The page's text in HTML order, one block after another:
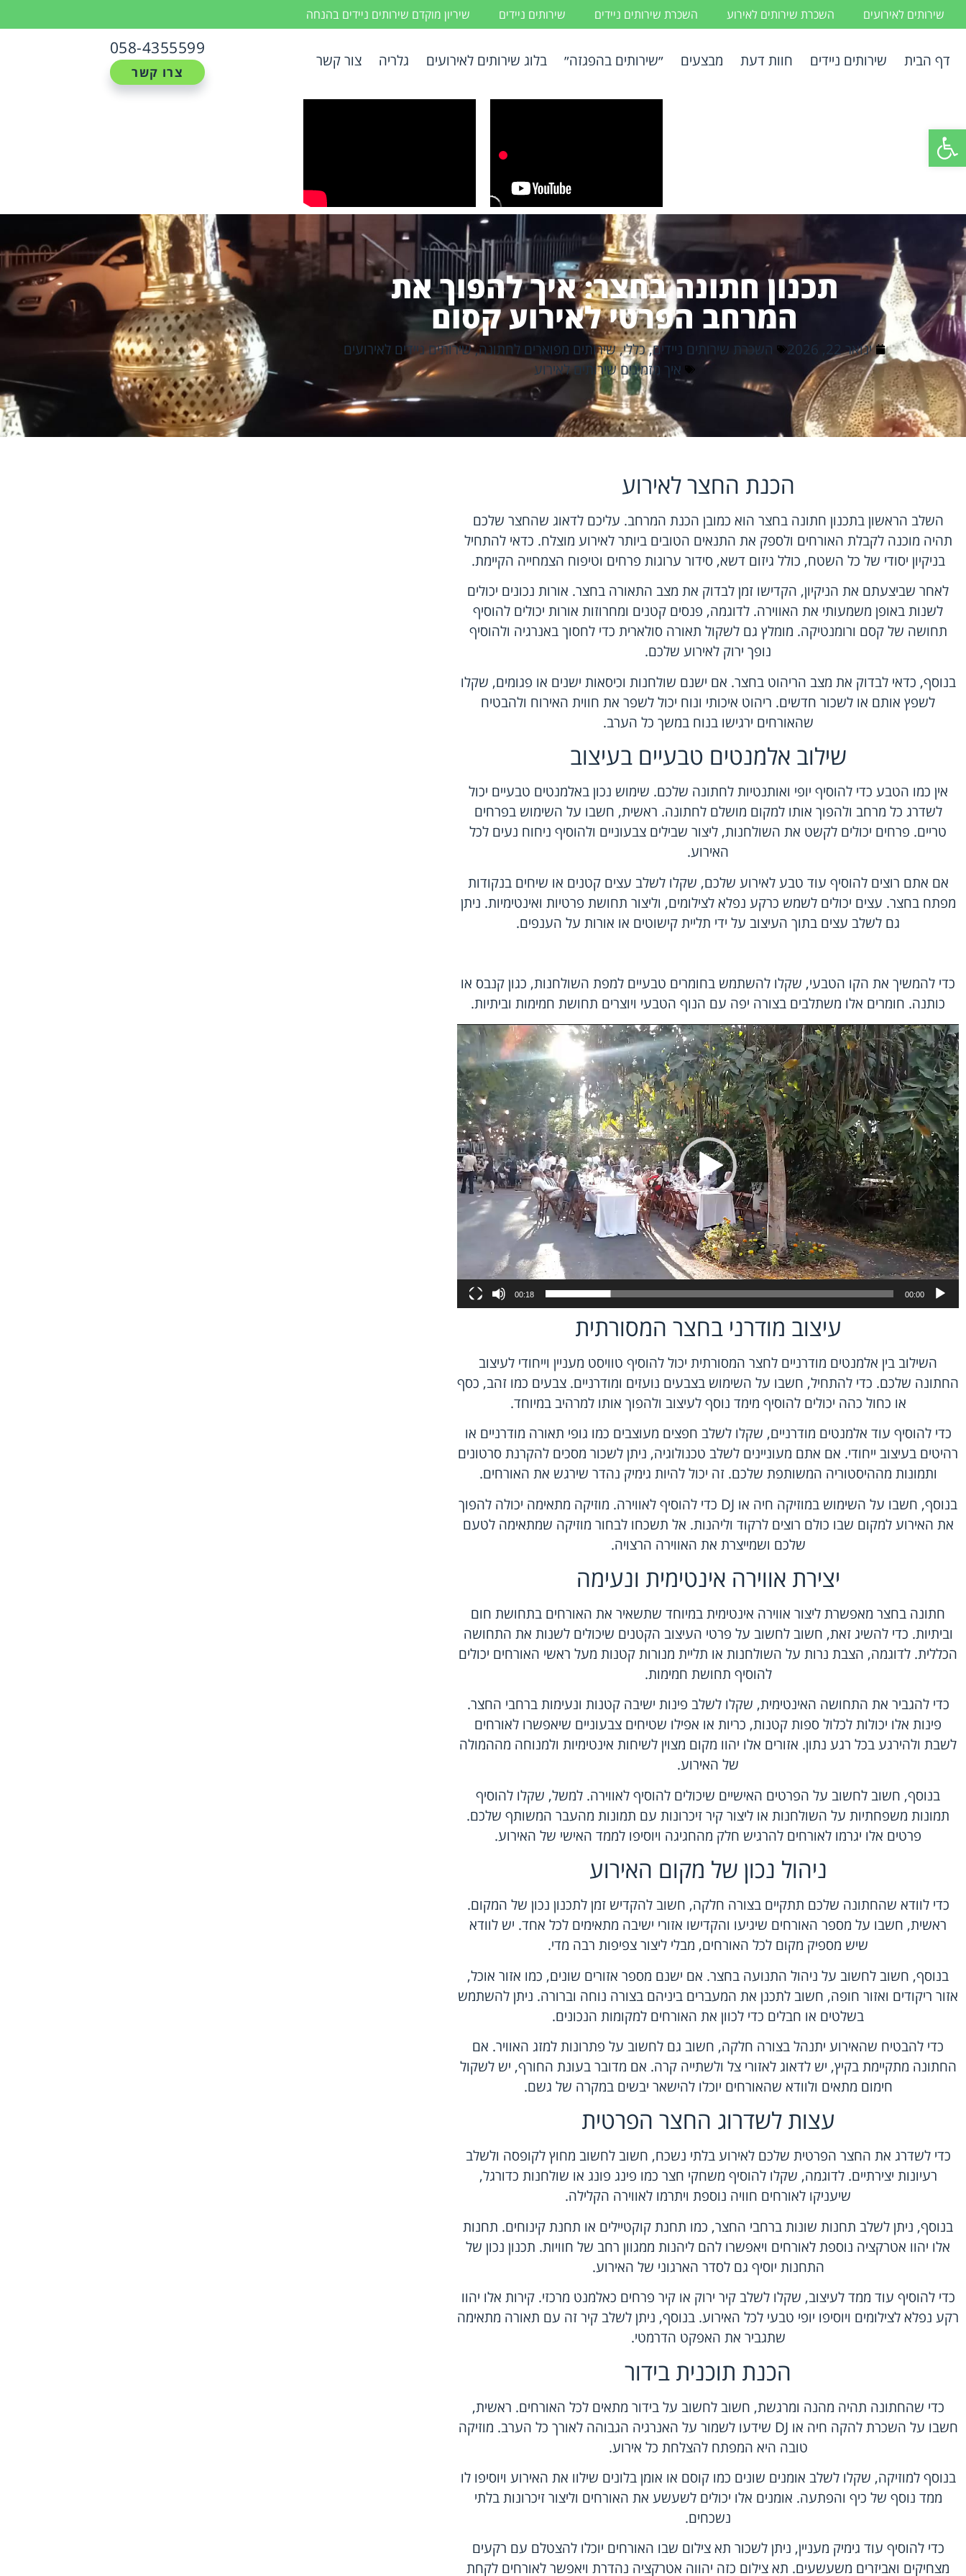
פתח סרגל נגישות
שירותים לאירועים השכרת שירותים לאירוע השכרת שירותים ניידים שירותים ניידים שיריון מוקדם שירותים ניידים בהנחה
דף הבית שירותים ניידים חוות דעת מבצעים ״שירותים בהפגזה״ בלוג שירותים לאירועים גלריה צור קשר
058-4355599
צרו קשר
תכנון חתונה בחצר: איך להפוך את
המרחב הפרטי לאירוע קסום
ינואר 22, 2026 השכרת שירותים ניידים,כללי,שירותים מפוארים לחתונה,שירותים ניידים לאירועים
איך מזמינים שירותים לאירוע
הכנת החצר לאירוע
השלב הראשון בתכנון חתונה בחצר הוא כמובן הכנת המרחב. עליכם לדאוג שהחצר שלכם
תהיה מוכנה לקבלת האורחים ולספק את התנאים הטובים ביותר לאירוע מוצלח. כדאי להתחיל
בניקיון יסודי של כל השטח, כולל גיזום דשא, סידור ערוגות פרחים וטיפוח הצמחייה הקיימת.
לאחר שביצעתם את הניקיון, הקדישו זמן לבדוק את מצב התאורה בחצר. אורות נכונים יכולים
לשנות באופן משמעותי את האווירה. לדוגמה, פנסים קטנים ומחרוזות אורות יכולים להוסיף
תחושה של קסם ורומנטיקה. מומלץ גם לשקול תאורה סולארית כדי לחסוך באנרגיה ולהוסיף
נופך ירוק לאירוע שלכם.
בנוסף, כדאי לבדוק את מצב הריהוט בחצר. אם ישנם שולחנות וכיסאות ישנים או פגומים, שקלו
לשפץ אותם או לשכור חדשים. ריהוט איכותי ונוח יכול לשפר את חווית האירוח ולהבטיח
שהאורחים ירגישו בנוח במשך כל הערב.
שילוב אלמנטים טבעיים בעיצוב
אין כמו הטבע כדי להוסיף יופי ואותנטיות לחתונה שלכם. שימוש נכון באלמנטים טבעיים יכול
לשדרג כל מרחב ולהפוך אותו למקום מושלם לחתונה. ראשית, חשבו על השימוש בפרחים
טריים. פרחים יכולים לקשט את השולחנות, ליצור שבילים צבעוניים ולהוסיף ניחוח נעים לכל
האירוע.
אם אתם רוצים להוסיף עוד טבע לאירוע שלכם, שקלו לשלב עצים קטנים או שיחים בנקודות
מפתח בחצר. עצים יכולים לשמש כרקע נפלא לצילומים, וליצור תחושת פרטיות ואינטימיות. ניתן
גם לשלב עצים בתוך העיצוב על ידי תליית קישוטים או אורות על הענפים.
כדי להמשיך את הקו הטבעי, שקלו להשתמש בחומרים טבעיים למפת השולחנות, כגון קנבס או
כותנה. חומרים אלו משתלבים בצורה יפה עם הנוף הטבעי ויוצרים תחושת חמימות וביתיות.
נגן
וידאו
00:00
00:18
עיצוב מודרני בחצר המסורתית
השילוב בין אלמנטים מודרניים לחצר המסורתית יכול להוסיף טוויסט מעניין וייחודי לעיצוב
החתונה שלכם. כדי להתחיל, חשבו על השימוש בצבעים נועזים ומודרניים. צבעים כמו זהב, כסף
או כחול כהה יכולים להוסיף מימד נוסף לעיצוב ולהפוך אותו למרהיב במיוחד.
כדי להוסיף עוד אלמנטים מודרניים, שקלו לשלב חפצים מעוצבים כמו גופי תאורה מודרניים או
רהיטים בעיצוב ייחודי. אם אתם מעוניינים לשלב טכנולוגיה, ניתן לשכור מסכים להקרנת סרטונים
ותמונות מההיסטוריה המשותפת שלכם. זה יכול להיות גימיק נהדר שירגש את האורחים.
בנוסף, חשבו על השימוש במוזיקה חיה או DJ כדי להוסיף לאווירה. מוזיקה מתאימה יכולה להפוך
את האירוע למקום שבו כולם רוצים לרקוד וליהנות. אל תשכחו לבחור מוזיקה שמתאימה לטעם
שלכם ושמייצרת את האווירה הרצויה.
יצירת אווירה אינטימית ונעימה
חתונה בחצר מאפשרת ליצור אווירה אינטימית במיוחד שתשאיר את האורחים בתחושת חום
וביתיות. כדי להשיג זאת, חשוב לחשוב על פרטי העיצוב הקטנים שיכולים לשנות את התחושה
הכללית. לדוגמה, הצבת נרות על השולחנות או תליית מנורות קטנות מעל ראשי האורחים יכולים
להוסיף תחושת חמימות.
כדי להגביר את התחושה האינטימית, שקלו לשלב פינות ישיבה קטנות ונעימות ברחבי החצר.
פינות אלו יכולות לכלול ספות קטנות, כריות או אפילו שטיחים צבעוניים שיאפשרו לאורחים
לשבת ולהירגע בכל רגע נתון. אזורים אלו יהוו מקום מצוין לשיחות אינטימיות ולמנוחה מההמולה
של האירוע.
בנוסף, חשוב לחשוב על הפרטים האישיים שיכולים להוסיף לאווירה. למשל, שקלו להוסיף
תמונות משפחתיות על השולחנות או ליצור קיר זיכרונות עם תמונות מהעבר המשותף שלכם.
פרטים אלו יגרמו לאורחים להרגיש חלק מהחגיגה ויוסיפו לממד האישי של האירוע.
ניהול נכון של מקום האירוע
כדי לוודא שהחתונה שלכם תתקיים בצורה חלקה, חשוב להקדיש זמן לתכנון נכון של המקום.
ראשית, חשבו על מספר האורחים שיגיעו והקדישו אזורי ישיבה מתאימים לכל אחד. יש לוודא
שיש מספיק מקום לכל האורחים, מבלי ליצור צפיפות רבה מדי.
בנוסף, חשוב לחשוב על ניהול התנועה בחצר. אם ישנם מספר אזורים שונים, כמו אזור אוכל,
אזור ריקודים ואזור חופה, חשוב לתכנן את המעברים ביניהם בצורה נוחה וברורה. ניתן להשתמש
בשלטים או חבלים כדי לכוון את האורחים למקומות הנכונים.
כדי להבטיח שהאירוע יתנהל בצורה חלקה, חשוב גם לחשוב על פתרונות למזג האוויר. אם
החתונה מתקיימת בקיץ, יש לדאוג לאזורי צל ולשתייה קרה. אם מדובר בעונת החורף, יש לשקול
חימום מתאים ולוודא שהאורחים יוכלו להישאר יבשים במקרה של גשם.
עצות לשדרוג החצר הפרטית
כדי לשדרג את החצר הפרטית שלכם לאירוע בלתי נשכח, חשוב לחשוב מחוץ לקופסה ולשלב
רעיונות יצירתיים. לדוגמה, שקלו להוסיף משחקי חצר כמו פינג פונג או שולחנות כדורגל,
שיעניקו לאורחים חוויה נוספת ויתרמו לאווירה הקלילה.
בנוסף, ניתן לשלב תחנות שונות ברחבי החצר, כמו תחנת קוקטיילים או תחנת קינוחים. תחנות
אלו יהוו אטרקציה נוספת לאורחים ויאפשרו להם ליהנות ממגוון רחב של חוויות. תכנון נכון של
התחנות יוסיף גם לסדר הארגוני של האירוע.
כדי להוסיף עוד ממד לעיצוב, שקלו לשלב קיר ירוק או קיר פרחים כאלמנט מרכזי. קירות אלו יהוו
רקע נפלא לצילומים ויוסיפו יופי טבעי לכל האירוע. בנוסף, ניתן לשלב קיר זה עם תאורה מתאימה
שתגביר את האפקט הדרמטי.
הכנת תוכנית בידור
כדי שהחתונה תהיה מהנה ומרגשת, חשוב לחשוב על בידור מתאים לכל האורחים. ראשית,
חשבו על השכרת להקה חיה או DJ שידעו לשמור על האנרגיה הגבוהה לאורך כל הערב. מוזיקה
טובה היא המפתח להצלחת כל אירוע.
בנוסף למוזיקה, שקלו לשלב אומנים שונים כמו קוסם או אומן בלונים שילוו את האירוע ויוסיפו לו
ממד נוסף של כיף והפתעה. אומנים אלו יכולים לשעשע את האורחים וליצור זיכרונות בלתי
נשכחים.
כדי להוסיף עוד גימיק מעניין, ניתן לשכור תא צילום שבו האורחים יוכלו להצטלם עם רקעים
מצחיקים ואביזרים משעשעים. תא צילום כזה יהווה אטרקציה נהדרת ויאפשר לאורחים לקחת